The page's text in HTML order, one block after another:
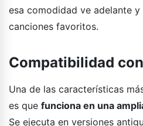
esa comodidad ve adelante
canciones favoritos.
Compatibilidad
Una de las características
es que funciona en una
Se ejecuta en versiones